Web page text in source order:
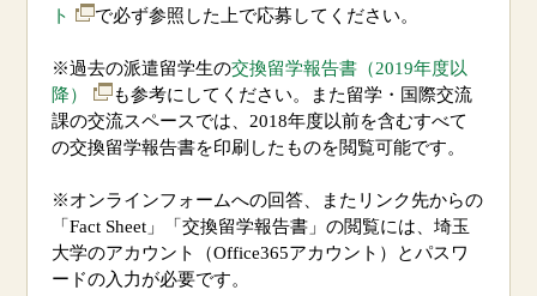
ト
で必ず参照した上で応募してください。
※過去の派遣留学生の交換留学報告書（2019年度以
降）
も参考にしてください。また留学・国際交流
課の交流スペースでは、 2018年度以前を含むすべて
の交換留学報告書を印刷したものを閲覧可能です。
※オンラインフォームへの回答、またリンク先からの
「Fact Sheet 」「交換留学報告書」の閲覧には、埼玉
大学のアカウント（Office365アカウント）とパスワ
ードの入力が必要です。